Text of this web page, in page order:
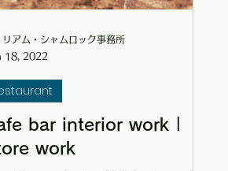
bar interior work |
work
リアム・シャムロック事務所
18, 2022